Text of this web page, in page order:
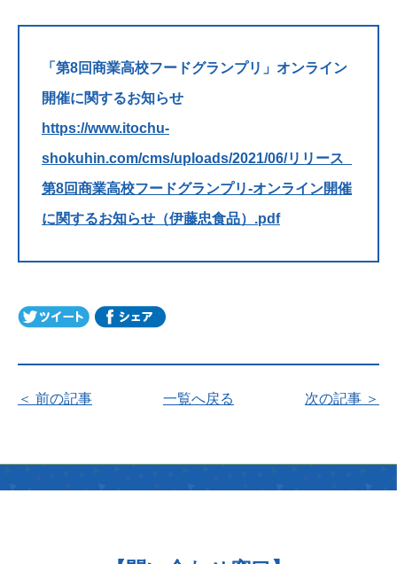
「第8回商業高校フードグランプリ」オンライン
開催に関するお知らせ
https://www.itochu-
shokuhin.com/cms/uploads/2021/06/リリース_
第8回商業高校フードグランプリ-オンライン開催
に関するお知らせ（伊藤忠食品）.pdf
＜ 前の記事 一覧へ戻る 次の記事 ＞